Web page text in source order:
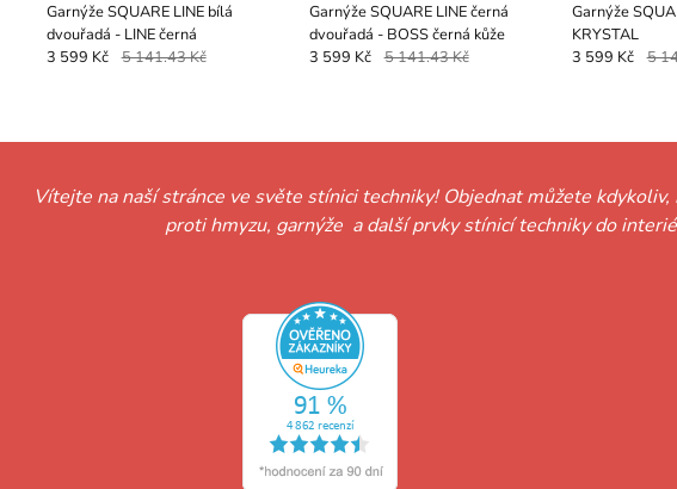
Garnýže SQUARE LINE bílá
dvouřadá - LINE černá
3 599 Kč 5 141.43 Kč
Garnýže SQUARE LINE černá
dvouřadá - BOSS černá kůže
3 599 Kč 5 141.43 Kč
Garnýže
KRYSTAL
3 599 Kč 5
Vítejte na naší stránce ve světe stínici techniky! Objednat můžete
proti hmyzu, garnýže a další prvky stínicí techniky do